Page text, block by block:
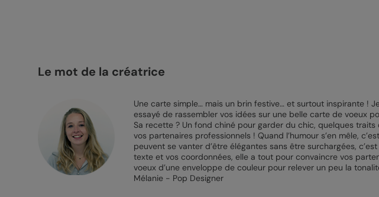
Le mot de la créatrice
Une carte simple… mais un brin festive… et surtout inspirante !
essayé de rassembler vos idées sur une belle carte de voeux
Sa recette ? Un fond chiné pour garder du chic, quelques
vos partenaires professionnels ! Quand l’humour s’en mêle,
peuvent se vanter d’être élégantes sans être surchargées,
texte et vos coordonnées, elle a tout pour convaincre vos
voeux d’une enveloppe de couleur pour relever un peu la
Mélanie - Pop Designer